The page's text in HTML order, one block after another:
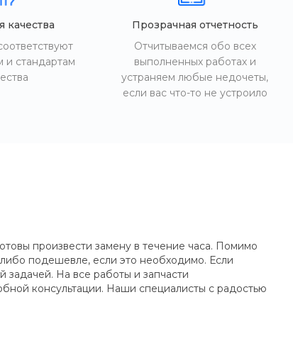
качества
и стандартам
Прозрачная отчетность
Отчитываемся обо всех
выполненных работах и
устраняем любые недочеты,
если вас что-то не устроило
произвести замену в течение часа. Помимо
подешевле, если это необходимо. Если
задачей. На все работы и запчасти
консультации. Наши специалисты с радостью